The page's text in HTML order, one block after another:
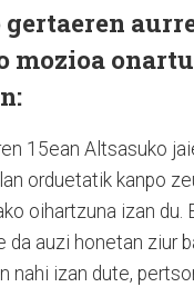
mozioa
15ean Altsasuko
orduetatik kanpo
oihartzuna izan
da auzi honetan ziur
nahi izan dute,